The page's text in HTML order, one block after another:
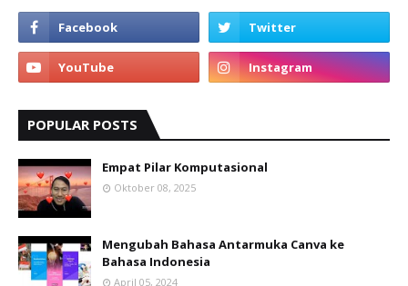
POPULAR POSTS
Empat Pilar Komputasional
Oktober 08, 2025
Mengubah Bahasa Antarmuka Canva ke
Bahasa Indonesia
April 05, 2024